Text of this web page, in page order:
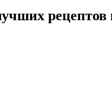
рецептов